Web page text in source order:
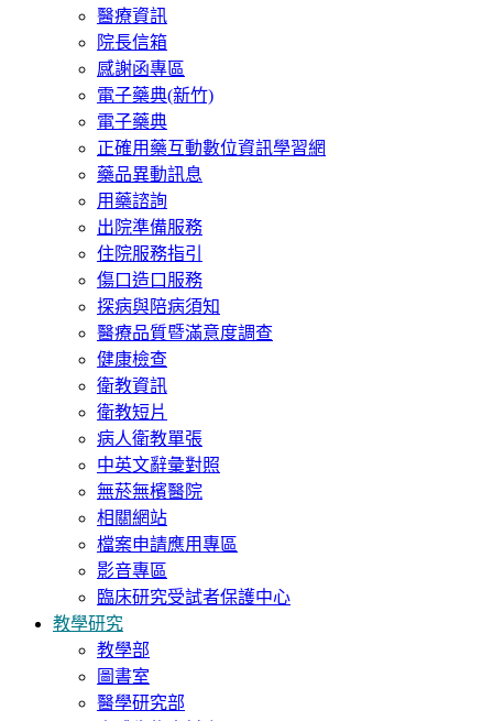
醫療資訊
院長信箱
感謝函專區
電子藥典(新竹)
電子藥典
正確用藥互動數位資訊學習網
藥品異動訊息
用藥諮詢
出院準備服務
住院服務指引
傷口造口服務
探病與陪病須知
醫療品質暨滿意度調查
健康檢查
衛教資訊
衛教短片
病人衛教單張
中英文辭彙對照
無菸無檳醫院
相關網站
檔案申請應用專區
影音專區
臨床研究受試者保護中心
教學研究
教學部
圖書室
醫學研究部